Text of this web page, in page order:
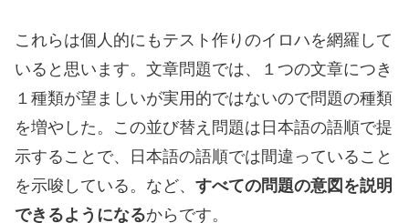
これらは個人的にもテスト作りのイロハを網羅して
いると思います。文章問題では、１つの文章につき
１種類が望ましいが実用的ではないので問題の種類
を増やした。この並び替え問題は日本語の語順で提
示することで、日本語の語順では間違っていること
を示唆している。など、 すべての問題の意図を説明
できるようになるからです。